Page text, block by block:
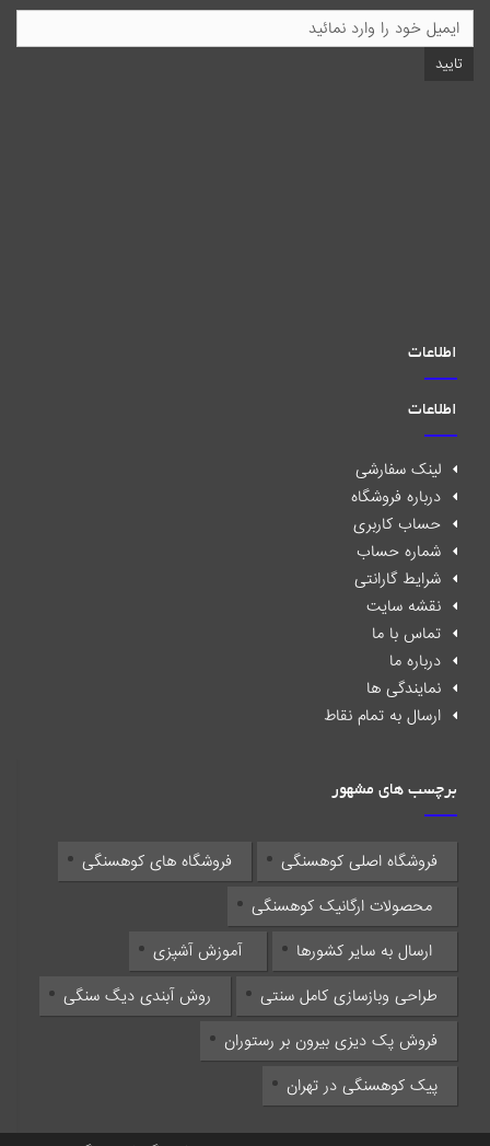
تایید
اطلاعات
اطلاعات
لینک سفارشی
درباره فروشگاه
حساب کاربری
شماره حساب
شرایط گارانتی
نقشه سایت
تماس با ما
درباره ما
نمایندگی ها
ارسال به تمام نقاط
برچسب های مشهور
فروشگاه اصلی کوهسنگی
فروشگاه های کوهسنگی
محصولات ارگانیک کوهسنگی
پیک کوهسنگی در تهران
فروش پک دیزی بیرون بر رستوران
روش آبندی دیگ سنگی طراحی وبازسازی کامل سنتی
آموزش آشپزی ارسال به سایر کشورها